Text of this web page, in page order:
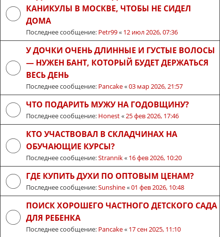
КАНИКУЛЫ В МОСКВЕ, ЧТОБЫ НЕ СИДЕЛ
ДОМА
Последнее сообщение: Petr99« 12 июл 2026, 07:36
У ДОЧКИ ОЧЕНЬ ДЛИННЫЕ И ГУСТЫЕ ВОЛОСЫ
— НУЖЕН БАНТ, КОТОРЫЙ БУДЕТ ДЕРЖАТЬСЯ
ВЕСЬ ДЕНЬ
Последнее сообщение: Pancake«03 мар 2026, 21:57
ЧТО ПОДАРИТЬ МУЖУ НА ГОДОВЩИНУ?
Последнее сообщение: Honest« 25 фев 2026, 17:46
КТО УЧАСТВОВАЛ В СКЛАДЧИНАХ НА
ОБУЧАЮЩИЕ КУРСЫ?
Последнее сообщение:Strannik« 16 фев 2026, 10:20
ГДЕ КУПИТЬ ДУХИ ПО ОПТОВЫМ ЦЕНАМ?
Последнее сообщение:Sunshine«01 фев 2026, 10:48
ПОИСК ХОРОШЕГО ЧАСТНОГО ДЕТСКОГО САДА
ДЛЯ РЕБЕНКА
Последнее сообщение: Pancake« 17 сен 2025, 11:10